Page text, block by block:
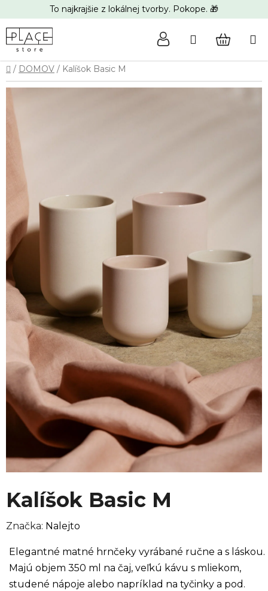
na
obsah
To najkrajšie z lokálnej tvorby. Pokope. 🎁
Hľadať
Domov
/ DOMOV / Kalíšok Basic M
Kalíšok Basic M
Značka: Nalejto
Elegantné matné hrnčeky vyrábané ručne a s láskou.
Majú objem 350 ml na čaj, veľkú kávu s mliekom,
studené nápoje alebo napríklad na tyčinky a pod.